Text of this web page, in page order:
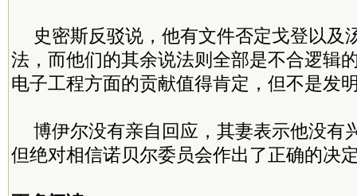
史密斯反驳说，他有文件否定戈登以及
法，而他们的其余说法则全部是不合逻辑
电子工程方面的贡献值得肯定，但不是发
博伊尔没有亲自回应，其妻表示他没有
但绝对相信诺贝尔委员会作出了正确的决